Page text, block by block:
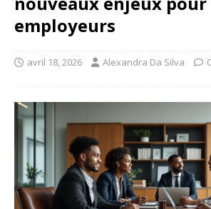
employeurs
avril 18, 2026 Alexandra Da Silva